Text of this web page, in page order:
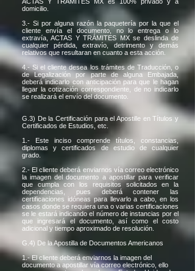
domicilio.
3.- Si por alguna razón la paquetería por la que el
cliente envía el documento, no lo entrega o lo
extravía, ACTAS Y TRÁMITES MX se deslinda de
cualquier pérdida, extravío, detrimento y demás
relativos que resultaran en cuanto a esta acción.
4.- Si el cliente desea los trámites de Traducción, o
de Legalización por parte de alguna Embajada,
deberá indicarlo con anticipación para que le hagan
llegar la cotización correspondiente, de no indicarlo
se realizará el envío del documento.
G.3) De la Certificación para el Apostille en Títulos y
Certificados de Estudios, etc.
1.- Este inciso comprende títulos, constancias,
diplomas y certificados de estudio de cualquier
grado.
2.- El cliente deberá enviarnos vía correo electrónico
la imagen del documento a apostillar para verificar
que cumpla con los requisitos solicitados en la
dependencias, pues deberá contener las
certificaciones idóneas para llevarlo a cabo, en los
casos donde se requiera una o varias certificaciones
se le estará indicando el número de instancias por el
que ingresará el documento, así como el costo
adicional y tiempo aproximado de resolución.
G.4) De la Apostilla de Documentos Americanos
1.- El cliente deberá enviarnos la imagen del
documento a apostillar vía correo electrónico, ello